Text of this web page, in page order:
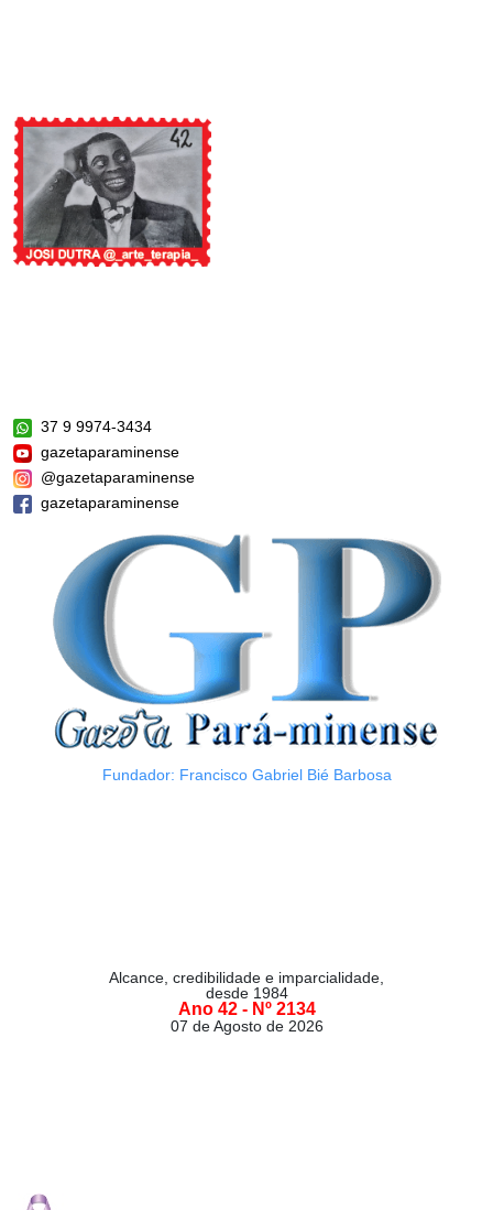
37 9 9974-3434
gazetaparaminense
@gazetaparaminense
gazetaparaminense
Fundador: Francisco Gabriel Bié Barbosa
Alcance, credibilidade e imparcialidade,
desde 1984
Ano 42 - Nº 2134
07 de Agosto de 2026